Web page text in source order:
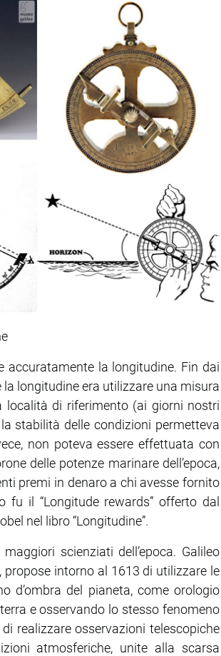
accuratamente la longitudine. Fin dai
longitudine era utilizzare una misura
di riferimento (ai giorni nostri
stabilità delle condizioni permetteva
non poteva essere effettuata con
delle potenze marinare dell’epoca,
premi in denaro a chi avesse fornito
il “Longitude rewards” offerto dal
nel libro “Longitudine”.
scienziati dell’epoca. Galileo
intorno al 1613 di utilizzare le
d’ombra del pianeta, come orologio
e osservando lo stesso fenomeno
realizzare osservazioni telescopiche
atmosferiche, unite alla scarsa